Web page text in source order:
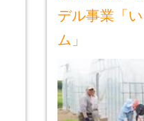
デル事業「
ム」